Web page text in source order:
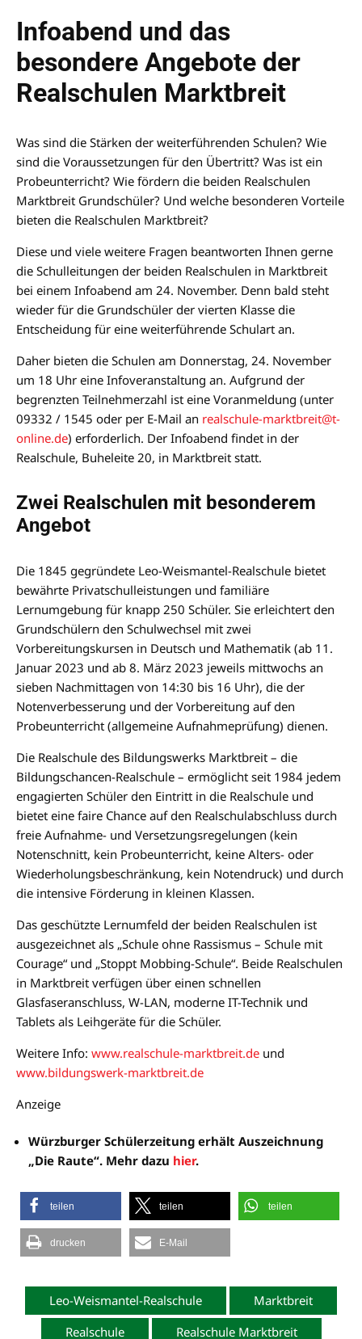
Infoabend und das
besondere Angebote der
Realschulen Marktbreit
Was sind die Stärken der weiterführenden Schulen? Wie
sind die Voraussetzungen für den Übertritt? Was ist ein
Probeunterricht? Wie fördern die beiden Realschulen
Marktbreit Grundschüler? Und welche besonderen Vorteile
bieten die Realschulen Marktbreit?
Diese und viele weitere Fragen beantworten Ihnen gerne
die Schulleitungen der beiden Realschulen in Marktbreit
bei einem Infoabend am 24. November. Denn bald steht
wieder für die Grundschüler der vierten Klasse die
Entscheidung für eine weiterführende Schulart an.
Daher bieten die Schulen am Donnerstag, 24. November
um 18 Uhr eine Infoveranstaltung an. Aufgrund der
begrenzten Teilnehmerzahl ist eine Voranmeldung (unter
09332 / 1545 oder per E-Mail an realschule-marktbreit@t-
online.de) erforderlich. Der Infoabend findet in der
Realschule, Buheleite 20, in Marktbreit statt.
Zwei Realschulen mit besonderem
Angebot
Die 1845 gegründete Leo-Weismantel-Realschule bietet
bewährte Privatschulleistungen und familiäre
Lernumgebung für knapp 250 Schüler. Sie erleichtert den
Grundschülern den Schulwechsel mit zwei
Vorbereitungskursen in Deutsch und Mathematik (ab 11.
Januar 2023 und ab 8. März 2023 jeweils mittwochs an
sieben Nachmittagen von 14:30 bis 16 Uhr), die der
Notenverbesserung und der Vorbereitung auf den
Probeunterricht (allgemeine Aufnahmeprüfung) dienen.
Die Realschule des Bildungswerks Marktbreit – die
Bildungschancen-Realschule – ermöglicht seit 1984 jedem
engagierten Schüler den Eintritt in die Realschule und
bietet eine faire Chance auf den Realschulabschluss durch
freie Aufnahme- und Versetzungsregelungen (kein
Notenschnitt, kein Probeunterricht, keine Alters- oder
Wiederholungsbeschränkung, kein Notendruck) und durch
die intensive Förderung in kleinen Klassen.
Das geschützte Lernumfeld der beiden Realschulen ist
ausgezeichnet als „Schule ohne Rassismus – Schule mit
Courage“ und „Stoppt Mobbing-Schule“. Beide Realschulen
in Marktbreit verfügen über einen schnellen
Glasfaseranschluss, W-LAN, moderne IT-Technik und
Tablets als Leihgeräte für die Schüler.
Weitere Info: www.realschule-marktbreit.de und
www.bildungswerk-marktbreit.de
Anzeige
Würzburger Schülerzeitung erhält Auszeichnung
„Die Raute“. Mehr dazu hier.
teilen teilen teilen
drucken E-Mail
Leo-Weismantel-Realschule
Marktbreit
Realschule
Realschule Marktbreit